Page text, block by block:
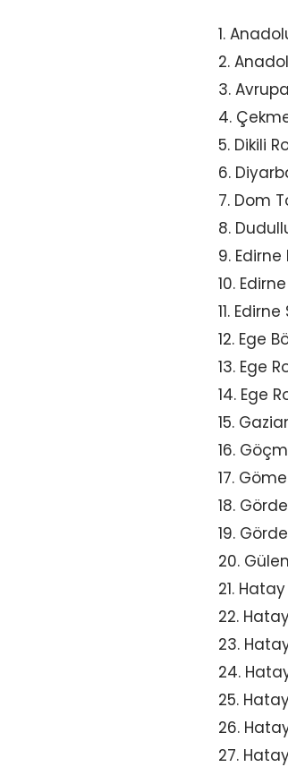
1.
2.
3.
4.
5. Dikili
6.
7. Dom
8.
9.
10.
11.
12. Ege
13. Ege
14. Ege
15.
16.
17.
18.
19.
20.
21.
22.
23.
24.
25.
26.
27.